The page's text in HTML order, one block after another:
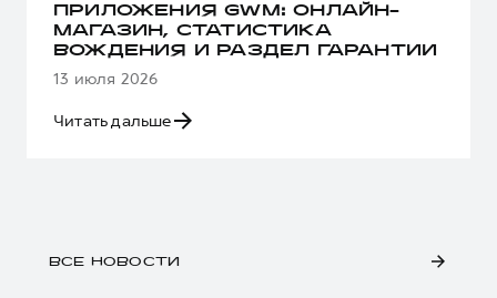
ПРИЛОЖЕНИЯ GWM: ОНЛАЙН-
МАГАЗИН, СТАТИСТИКА
ВОЖДЕНИЯ И РАЗДЕЛ ГАРАНТИИ
13 июля 2026
Читать дальше
ВСЕ НОВОСТИ